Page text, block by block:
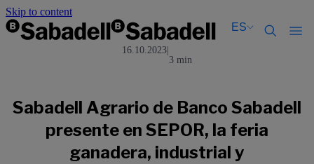
Skip to content
ES
Català
Español
Català
Español
16.10.2023
3 min
Sabadell Agrario de Banco Sabadell
presente en SEPOR, la feria
ganadera, industrial y